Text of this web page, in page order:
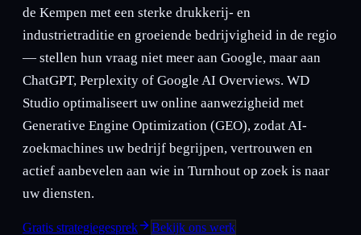
de Kempen met een sterke drukkerij- en
industrietraditie en groeiende bedrijvigheid in de regio
— stellen hun vraag niet meer aan Google, maar aan
ChatGPT, Perplexity of Google AI Overviews. WD
Studio optimaliseert uw online aanwezigheid met
Generative Engine Optimization (GEO), zodat AI-
zoekmachines uw bedrijf begrijpen, vertrouwen en
actief aanbevelen aan wie in Turnhout op zoek is naar
uw diensten.
Gratis strategiegesprek Bekijk ons werk